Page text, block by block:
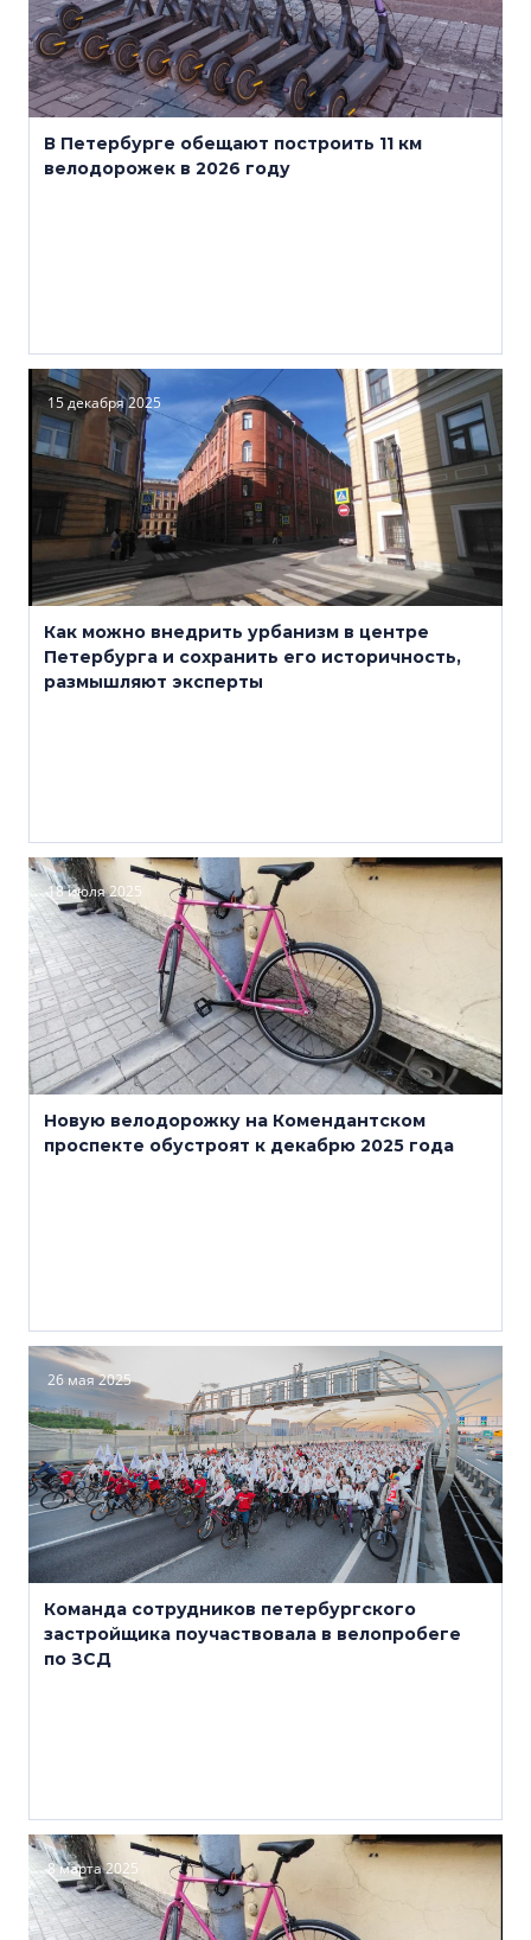
В Петербурге обещают построить 11 км
велодорожек в 2026 году
15 декабря 2025
Как можно внедрить урбанизм в центре
Петербурга и сохранить его историчность,
размышляют эксперты
18 июля 2025
Новую велодорожку на Комендантском
проспекте обустроят к декабрю 2025 года
26 мая 2025
Команда сотрудников петербургского
застройщика поучаствовала в велопробеге
по ЗСД
8 марта 2025